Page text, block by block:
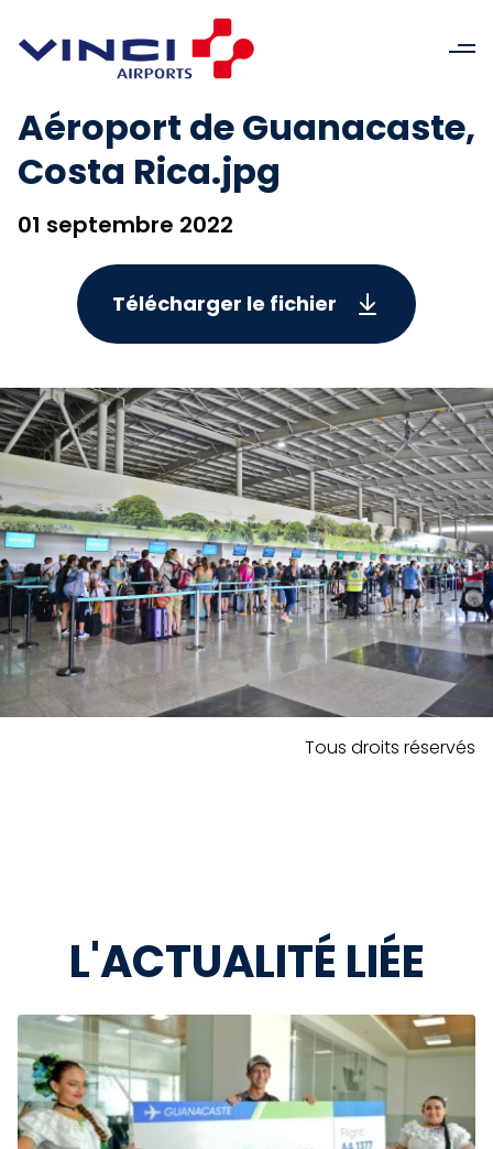
Aéroport de Guanacaste,
Costa Rica.jpg
01 septembre 2022
Télécharger le fichier
Tous droits réservés
L'ACTUALITÉ LIÉE